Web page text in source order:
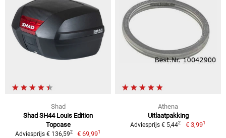
Shad
Shad SH44 Louis Edition
Topcase
Adviesprijs € 136,592 € 69,991
Athena
Uitlaatpakking
Adviesprijs € 5,442 € 3,991